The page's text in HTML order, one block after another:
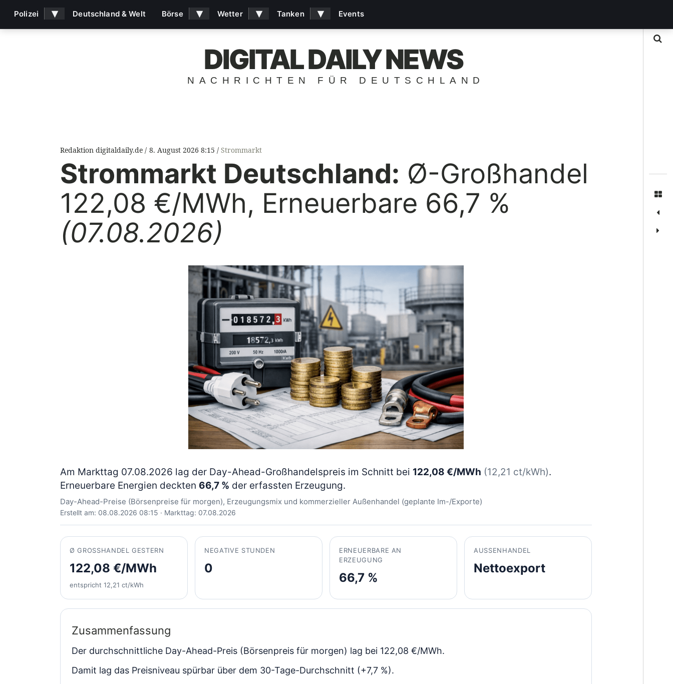
DIGITAL DAILY NEWS
NACHRICHTEN FÜR DEUTSCHLAND
Redaktion digitaldaily.de 8. August 2026 8:15 Strommarkt
Strommarkt Deutschland: Ø-Großhandel
122,08 €/MWh, Erneuerbare 66,7 %
(07.08.2026)
Am Markttag 07.08.2026 lag der Day-Ahead-Großhandelspreis im Schnitt bei 122,08 €/MWh (12,21 ct/kWh).
Erneuerbare Energien deckten 66,7 % der erfassten Erzeugung.
Day-Ahead-Preise (Börsenpreise für morgen), Erzeugungsmix und kommerzieller Außenhandel (geplante Im-/Exporte)
Erstellt am: 08.08.2026 08:15 · Markttag: 07.08.2026
Ø GROSSHANDEL GESTERN
122,08 €/MWh
entspricht 12,21 ct/kWh
NEGATIVE STUNDEN
0
ERNEUERBARE AN
ERZEUGUNG
66,7 %
AUSSENHANDEL
Nettoexport
Zusammenfassung
Der durchschnittliche Day-Ahead-Preis (Börsenpreis für morgen) lag bei 122,08 €/MWh.
Damit lag das Preisniveau spürbar über dem 30-Tage-Durchschnitt (+7,7 %).
Polizei ▾ Deutschland & Welt Börse ▾ Wetter ▾ Tanken ▾ Events